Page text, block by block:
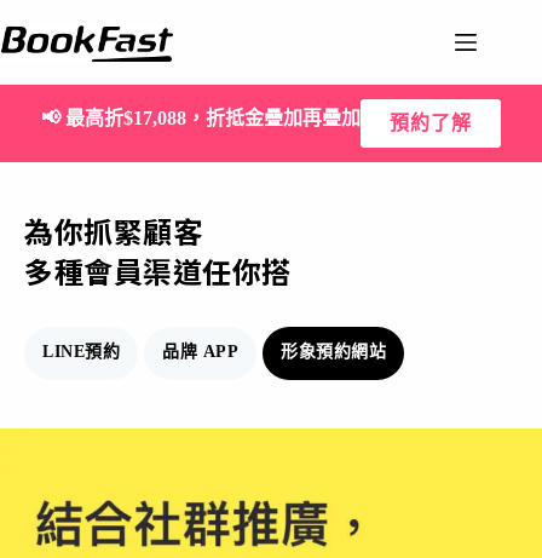
📢 最高折$17,088，折抵金疊加再疊加 預約了解
為你抓緊顧客
多種會員渠道任你搭
LINE預約 品牌 APP 形象預約網站